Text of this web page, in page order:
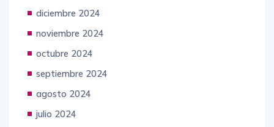
diciembre 2024
noviembre 2024
octubre 2024
septiembre 2024
agosto 2024
julio 2024